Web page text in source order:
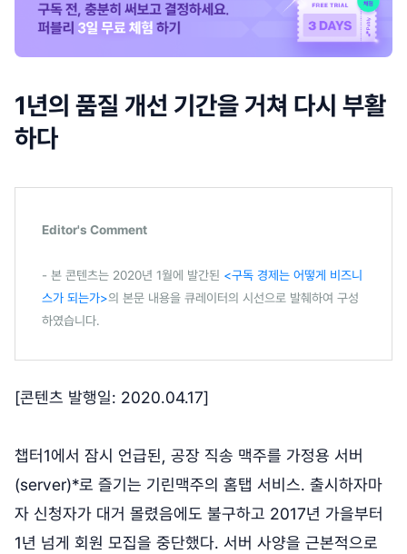
1년의 품질 개선 기간을 거쳐 다시 부활
하다
Editor's Comment
- 본 콘텐츠는 2020년 1월에 발간된 <구독 경제는 어떻게 비즈니
스가 되는가>의 본문 내용을 큐레이터의 시선으로 발췌하여 구성
하였습니다.
[콘텐츠 발행일: 2020.04.17]
챕터1에서 잠시 언급된, 공장 직송 맥주를 가정용 서버
(server)*로 즐기는 기린맥주의 홈탭 서비스. 출시하자마
자 신청자가 대거 몰렸음에도 불구하고 2017년 가을부터
1년 넘게 회원 모집을 중단했다. 서버 사양을 근본적으로